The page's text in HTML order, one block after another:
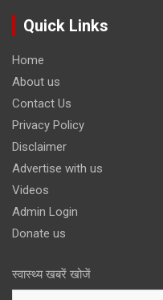
Quick Links
Home
About us
Contact Us
Privacy Policy
Disclaimer
Advertise with us
Videos
Admin Login
Donate us
स्वास्थ्य खबरें खोजें